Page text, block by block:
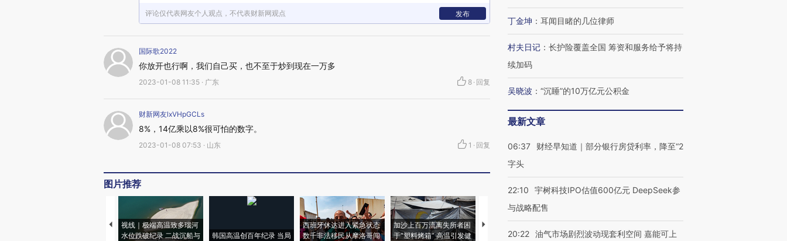
评论仅代表网友个人观点，不代表财新网观点 发布
国际歌2022
你放开也行啊，我们自己买，也不至于炒到现在一万多
2023-01-08 11:35 · 广东 8 · 回复
财新网友lxVHpGCLs
8%，14亿乘以8%很可怕的数字。
2023-01-08 07:53 · 山东 1 · 回复
图片推荐
视线｜极端高温致多瑙河
水位跌破纪录 二战沉船与
韩国高温创百年纪录 当局
西班牙休达进入紧急状态
数千非法移民从摩洛哥闯
加沙上百万流离失所者困
于“塑料烤箱” 高温引发健
视线｜HYROX的吸金
术：是什么让中产们甘
粒摇头丸 尿检体内含3种
度Z世代 用街头抗争将教
丁金坤 ： 耳闻目睹的几位律师
村夫日记 ： 长护险覆盖全国 筹资和服务给予将持
续加码
吴晓波 ： “沉睡”的10万亿元公积金
最新文章
06:37
财经早知道｜部分银行房贷利率，降至“2
字头
22:10
宇树科技IPO估值600亿元 DeepSeek参
与战略配售
20:22 油气市场剧烈波动现套利空间 嘉能可上